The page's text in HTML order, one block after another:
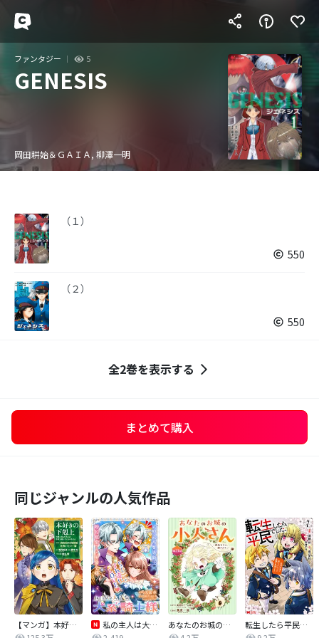
ファンタジー 5
GENESIS
岡田耕始＆ＧＡＩＡ, 柳澤一明
（１）
550
（２）
550
全2巻を表示する
まとめて購入
同じジャンルの人気作品
【マンガ】本好きの下剋上 第四部
私の主人は大きな犬系騎士様
あなたのお城の小人さん ～御飯下さい、働きますっ～（コミック）【分冊版】
転生したら平民でした。～生活水準に耐えられないので貴族を目指します～（コミック）